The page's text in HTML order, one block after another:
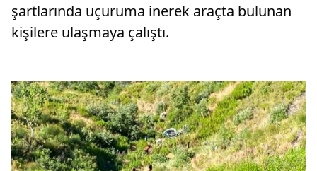
şartlarında uçuruma inerek araçta bulunan
kişilere ulaşmaya çalıştı.